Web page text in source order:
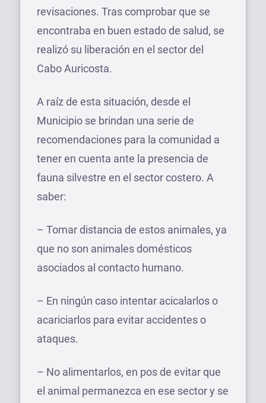
revisaciones. Tras comprobar que se
encontraba en buen estado de salud, se
realizó su liberación en el sector del
Cabo Auricosta.
A raíz de esta situación, desde el
Municipio se brindan una serie de
recomendaciones para la comunidad a
tener en cuenta ante la presencia de
fauna silvestre en el sector costero. A
saber:
– Tomar distancia de estos animales, ya
que no son animales domésticos
asociados al contacto humano.
– En ningún caso intentar acicalarlos o
acariciarlos para evitar accidentes o
ataques.
– No alimentarlos, en pos de evitar que
el animal permanezca en ese sector y se